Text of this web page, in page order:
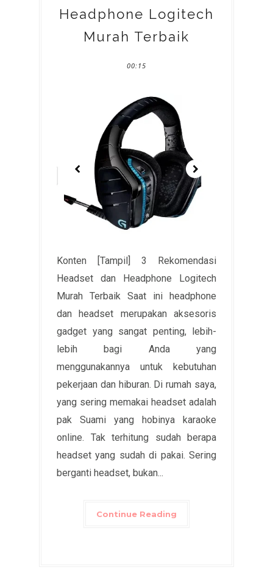
Headphone Logitech
Murah Terbaik
00:15
Konten [Tampil] 3 Rekomendasi
Headset dan Headphone Logitech
Murah Terbaik Saat ini headphone
dan headset merupakan aksesoris
gadget yang sangat penting, lebih-
lebih bagi Anda yang
menggunakannya untuk kebutuhan
pekerjaan dan hiburan. Di rumah saya,
yang sering memakai headset adalah
pak Suami yang hobinya karaoke
online. Tak terhitung sudah berapa
headset yang sudah di pakai. Sering
berganti headset, bukan...
Continue Reading